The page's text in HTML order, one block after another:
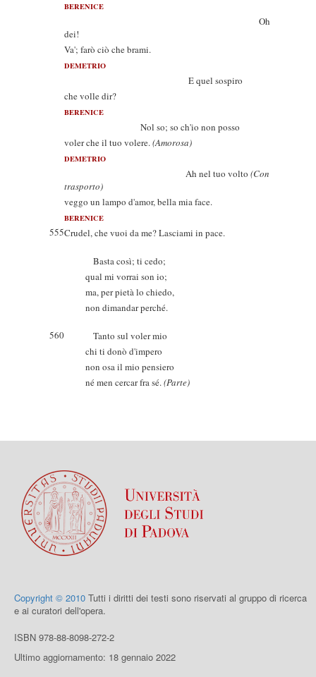
BERENICE
Oh
dei!
Va'; farò ciò che brami.
DEMETRIO
E quel sospiro
che volle dir?
BERENICE
Nol so; so ch'io non posso
voler che il tuo volere.(Amorosa)
DEMETRIO
Ah nel tuo volto (Con
trasporto)
veggo un lampo d'amor, bella mia face.
BERENICE
555Crudel, che vuoi da me? Lasciami in pace.
Basta così; ti cedo;
qual mi vorrai son io;
ma, per pietà lo chiedo,
non dimandar perché.
560
Tanto sul voler mio
chi ti donò d'impero
non osa il mio pensiero
né men cercar fra sé.(Parte)
Copyright © 2010 Tutti i diritti dei testi sono riservati al gruppo di ricerca
e ai curatori dell'opera.
ISBN 978-88-8098-272-2
Ultimo aggiornamento: 18 gennaio 2022